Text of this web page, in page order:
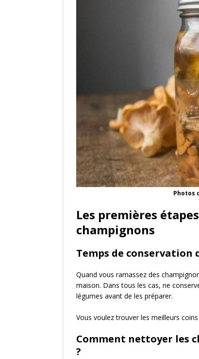
Photos
Les premières
champignons
Temps de
Quand vous ramassez des
maison. Dans tous les cas, ne
légumes avant de les préparer.
Vous voulez trouver les meilleurs
Comment nettoyer les
?